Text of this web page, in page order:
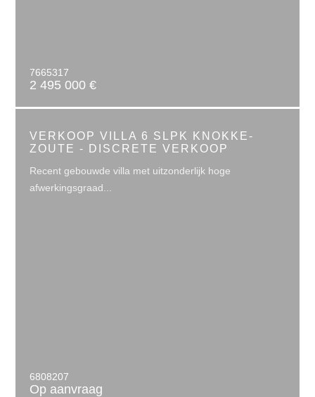
7665317
2 495 000 €
VERKOOP VILLA 6 SLPK KNOKKE-
ZOUTE - DISCRETE VERKOOP
Recent gebouwde villa met uitzonderlijk hoge
afwerkingsgraad...
6808207
Op aanvraag